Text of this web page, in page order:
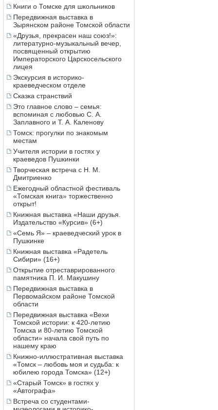
Книги о Томске для школьников
Передвижная выставка в
Зырянском районе Томской области
«Друзья, прекрасен наш союз!»:
литературно-музыкальный вечер,
посвященный открытию
Императорского Царскосельского
лицея
Экскурсия в историко-
краеведческом отделе
Сказка странствий
Это главное слово – семья:
вспоминая с любовью С. А.
Заплавного и Т. А. Каленову
Томск: прогулки по знакомым
местам
Учителя истории в гостях у
краеведов Пушкинки
Творческая встреча с Н. М.
Дмитриенко
Ежегодный областной фестиваль
«Томская книга» торжественно
открыт!
Книжная выставка «Наши друзья.
Издательство «Курсив» (6+)
«Семь Я» – краеведческий урок в
Пушкинке
Книжная выставка «Радетель
Сибири» (16+)
Открытие отреставрированного
памятника П. И. Макушину
Передвижная выставка в
Первомайском районе Томской
области
Передвижная выставка «Вехи
Томской истории: к 420-летию
Томска и 80-летию Томской
области» начала свой путь по
нашему краю
Книжно-иллюстративная выставка
«Томск – любовь моя и судьба: к
юбилею города Томска» (12+)
«Старый Томск» в гостях у
«Автографа»
Встреча со студентами-